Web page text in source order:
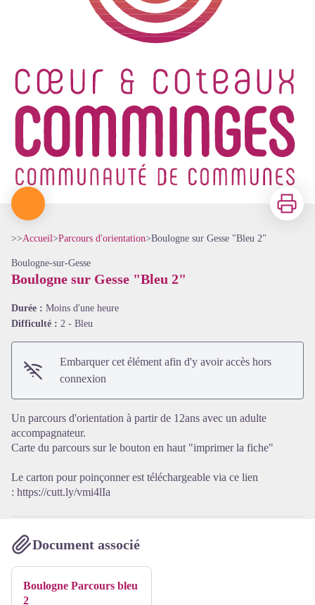
Voir l'image en plein écran
Imprimer
>>Accueil>Parcours d'orientation>Boulogne sur Gesse "Bleu 2"
Boulogne-sur-Gesse
Boulogne sur Gesse "Bleu 2"
Durée : Moins d'une heure
Difficulté : 2 - Bleu
Embarquer cet élément afin d'y avoir accès hors
connexion
Un parcours d'orientation à partir de 12ans avec un adulte
accompagnateur.
Carte du parcours sur le bouton en haut "imprimer la fiche"
Le carton pour poinçonner est téléchargeable via ce lien
: https://cutt.ly/vmi4lIa
Document associé
Boulogne Parcours bleu
2